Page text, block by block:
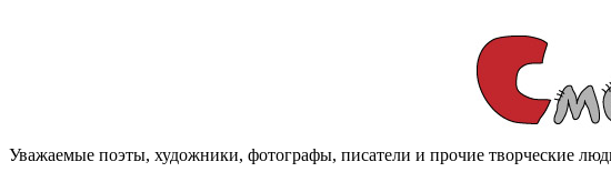
Уважаемые поэты, художники, фотографы, писатели и прочие творческие